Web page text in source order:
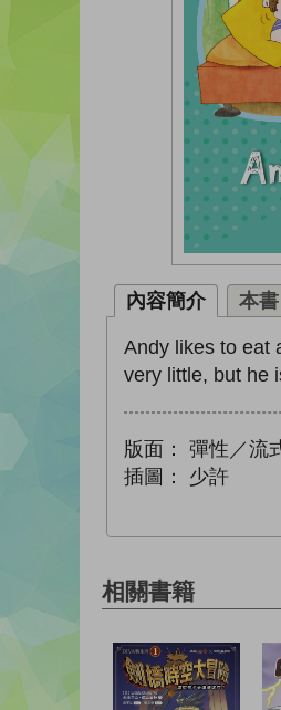
內容簡介 本
Andy likes to eat
very little, but he
版面：
彈性／流
插圖：
少許
相關書籍